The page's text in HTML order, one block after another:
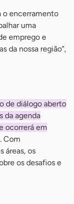
o encerramento
uma
emprego e
da nossa região”,
de diálogo aberto
da agenda
ocorrerá em
Com
áreas, os
os desafios e